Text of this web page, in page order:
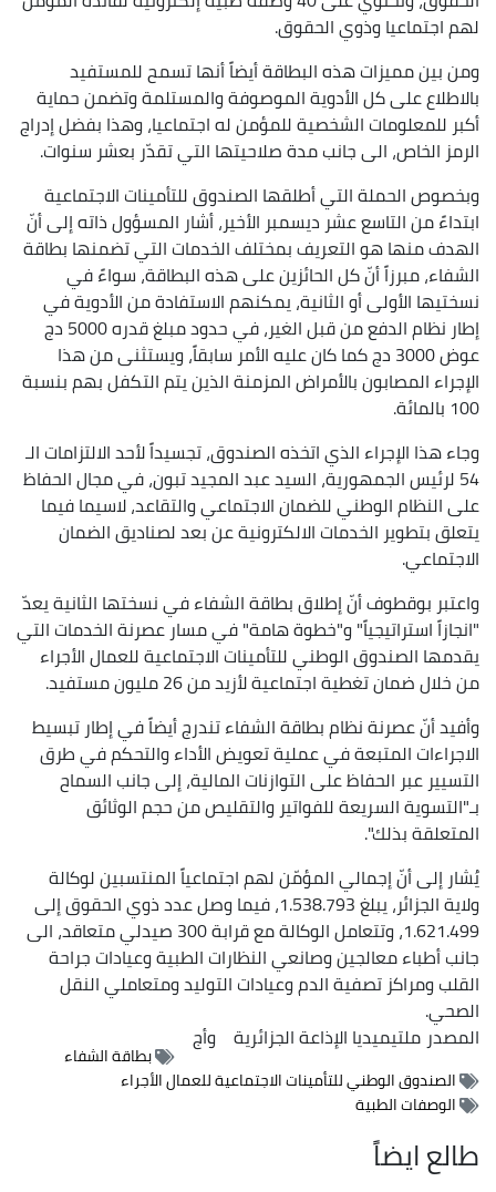
لهم اجتماعيا وذوي الحقوق.
ومن بين مميزات هذه البطاقة أيضاً أنها تسمح للمستفيد
بالاطلاع على كل الأدوية الموصوفة والمستلمة وتضمن حماية
أكبر للمعلومات الشخصية للمؤمن له اجتماعيا، وهذا بفضل إدراج
الرمز الخاص، الى جانب مدة صلاحيتها التي تقدّر بعشر سنوات.
وبخصوص الحملة التي أطلقها الصندوق للتأمينات الاجتماعية
ابتداءً من التاسع عشر ديسمبر الأخير، أشار المسؤول ذاته إلى أنّ
الهدف منها هو التعريف بمختلف الخدمات التي تضمنها بطاقة
الشفاء، مبرزاً أنّ كل الحائزين على هذه البطاقة، سواءً في
نسختيها الأولى أو الثانية، يمكنهم الاستفادة من الأدوية في
إطار نظام الدفع من قبل الغير، في حدود مبلغ قدره 5000 دج
عوض 3000 دج كما كان عليه الأمر سابقاً، ويستثنى من هذا
الإجراء المصابون بالأمراض المزمنة الذين يتم التكفل بهم بنسبة
100 بالمائة.
وجاء هذا الإجراء الذي اتخذه الصندوق، تجسيداً لأحد الالتزامات الـ
54 لرئيس الجمهورية، السيد عبد المجيد تبون، في مجال الحفاظ
على النظام الوطني للضمان الاجتماعي والتقاعد، لاسيما فيما
يتعلق بتطوير الخدمات الالكترونية عن بعد لصناديق الضمان
الاجتماعي.
واعتبر بوقطوف أنّ إطلاق بطاقة الشفاء في نسختها الثانية يعدّ
"انجازاً استراتيجياً" و"خطوة هامة" في مسار عصرنة الخدمات التي
يقدمها الصندوق الوطني للتأمينات الاجتماعية للعمال الأجراء
من خلال ضمان تغطية اجتماعية لأزيد من 26 مليون مستفيد.
وأفيد أنّ عصرنة نظام بطاقة الشفاء تندرج أيضاً في إطار تبسيط
الاجراءات المتبعة في عملية تعويض الأداء والتحكم في طرق
التسيير عبر الحفاظ على التوازنات المالية، إلى جانب السماح
بـ"التسوية السريعة للفواتير والتقليص من حجم الوثائق
المتعلقة بذلك".
يُشار إلى أنّ إجمالي المؤمّن لهم اجتماعياً المنتسبين لوكالة
ولاية الجزائر، يبلغ 1.538.793، فيما وصل عدد ذوي الحقوق إلى
1.621.499، وتتعامل الوكالة مع قرابة 300 صيدلي متعاقد، الى
جانب أطباء معالجين وصانعي النظارات الطبية وعيادات جراحة
القلب ومراكز تصفية الدم وعيادات التوليد ومتعاملي النقل
الصحي.
المصدرملتيميديا الإذاعة الجزائرية وأج
بطاقة الشفاء
الصندوق الوطني للتأمينات الاجتماعية للعمال الأجراء
الوصفات الطبية
طالع ايضاً